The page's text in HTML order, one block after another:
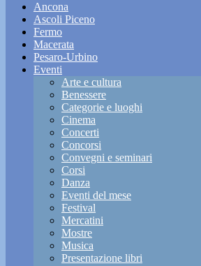
Ancona
Ascoli Piceno
Fermo
Macerata
Pesaro-Urbino
Eventi
Arte e cultura
Benessere
Categorie e luoghi
Cinema
Concerti
Concorsi
Convegni e seminari
Corsi
Danza
Eventi del mese
Festival
Mercatini
Mostre
Musica
Presentazione libri